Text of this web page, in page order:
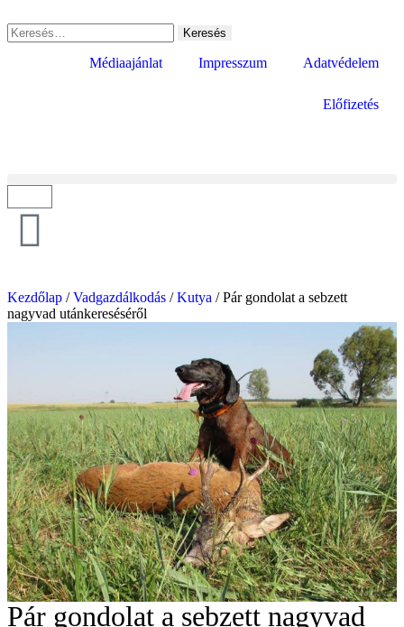
Médiaajánlat Impresszum Adatvédelem
Előfizetés
Kezdőlap /Vadgazdálkodás /Kutya / Pár gondolat a sebzett
nagyvad utánkereséséről
Pár gondolat a sebzett nagyvad